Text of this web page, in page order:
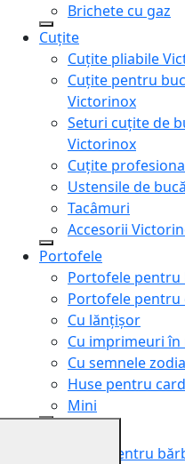
Brichete cu gaz
Cuțite
Cuțite pliabile
Cuțite pentru
Victorinox
Seturi cuțite de
Victorinox
Cuțite
Ustensile de
Tacâmuri
Accesorii
Portofele
Portofele pentru
Portofele pentru
Cu lănțișor
Cu imprimeuri în
Cu semnele
Huse pentru
Mini
Genți pentru